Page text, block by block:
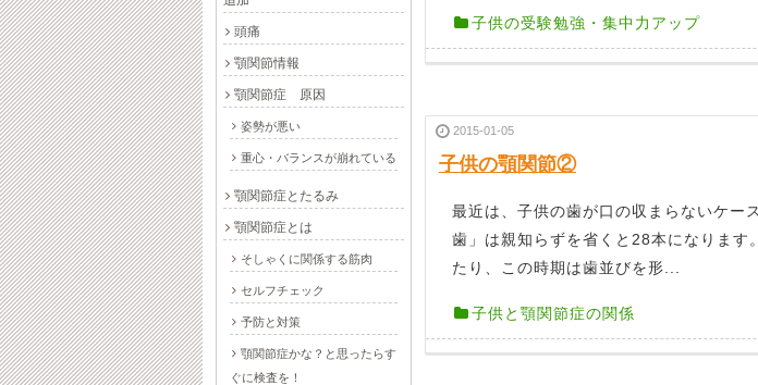
子供の受験勉強・集中力アップ
2015-01-05
子供の顎関節②
最近は、子供の歯が口の収まらないケー
歯」は親知らずを省くと28本になります
たり、この時期は歯並びを形...
子供と顎関節症の関係
頭痛
顎関節情報
顎関節症 原因
姿勢が悪い
重心・バランスが崩れている
顎関節症とたるみ
顎関節症とは
そしゃくに関係する筋肉
セルフチェック
予防と対策
顎関節症かな？と思ったらす
ぐに検査を！